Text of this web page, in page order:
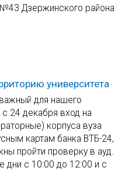
Дзержинского района
университета
для нашего
с 24 декабря вход на
корпуса вуза
картам банка ВТБ-24,
пройти проверку в ауд.
дни с 10:00 до 12:00 и с